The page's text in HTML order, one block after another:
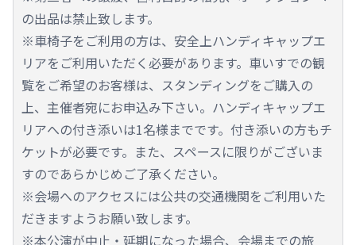
の出品は禁止致します。
※車椅子をご利用の方は、安全上ハンディキャップエ
リアをご利用いただく必要があります。車いすでの観
覧をご希望のお客様は、スタンディングをご購入の
上、主催者宛にお申込み下さい。ハンディキャップエ
リアへの付き添いは1名様までです。付き添いの方もチ
ケットが必要です。また、スペースに限りがございま
すのであらかじめご了承ください。
※会場へのアクセスには公共の交通機関をご利用いた
だきますようお願い致します。
※本公演が中止・延期になった場合、会場までの旅